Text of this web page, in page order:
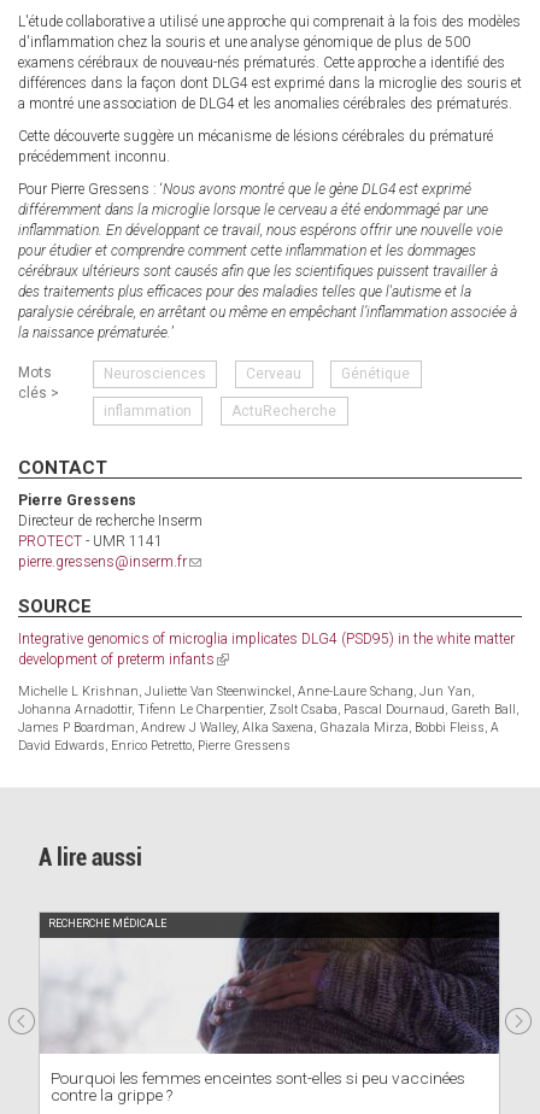
L'étude collaborative a utilisé une approche qui comprenait à la fois des modèles
d'inflammation chez la souris et une analyse génomique de plus de 500
examens cérébraux de nouveau-nés prématurés. Cette approche a identifié des
différences dans la façon dont DLG4 est exprimé dans la microglie des souris et
a montré une association de DLG4 et les anomalies cérébrales des prématurés.
Cette découverte suggère un mécanisme de lésions cérébrales du prématuré
précédemment inconnu.
Pour Pierre Gressens : ‘Nous avons montré que le gène DLG4 est exprimé
différemment dans la microglie lorsque le cerveau a été endommagé par une
inflammation. En développant ce travail, nous espérons offrir une nouvelle voie
pour étudier et comprendre comment cette inflammation et les dommages
cérébraux ultérieurs sont causés afin que les scientifiques puissent travailler à
des traitements plus efficaces pour des maladies telles que l'autisme et la
paralysie cérébrale, en arrêtant ou même en empêchant l’inflammation associée à
la naissance prématurée.’
Mots
clés >
Neurosciences Cerveau Génétique
inflammation ActuRecherche
CONTACT
Pierre Gressens
Directeur de recherche Inserm
PROTECT - UMR 1141
pierre.gressens@inserm.fr(link
SOURCE
Integrative genomics of microglia implicates DLG4 (PSD95) in the white matter
development of preterm infants (link
external)
Michelle L Krishnan, Juliette Van Steenwinckel, Anne-Laure Schang, Jun Yan,
Johanna Arnadottir, Tifenn Le Charpentier, Zsolt Csaba, Pascal Dournaud, Gareth Ball,
James P Boardman, Andrew J Walley, Alka Saxena, Ghazala Mirza, Bobbi Fleiss, A
David Edwards, Enrico Petretto, Pierre Gressens
A lire aussi
RECHERCHE MÉDICALE
Pourquoi les femmes enceintes sont-elles si peu vaccinées
contre la grippe ?